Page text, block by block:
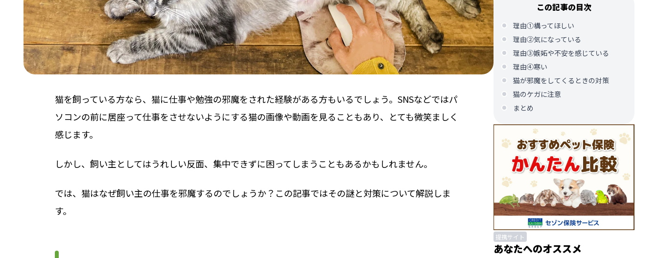
猫を飼っている方なら、猫に仕事や勉強の邪魔をされた経験がある方もいるでしょう。SNSなどではパ
ソコンの前に居座って仕事をさせないようにする猫の画像や動画を見ることもあり、とても微笑ましく
感じます。
しかし、飼い主としてはうれしい反面、集中できずに困ってしまうこともあるかもしれません。
では、猫はなぜ飼い主の仕事を邪魔するのでしょうか？この記事ではその謎と対策について解説しま
す。
この記事の目次
理由①構ってほしい
理由②気になっている
理由③嫉妬や不安を感じている
理由④寒い
猫が邪魔をしてくるときの対策
猫のケガに注意
まとめ
提携サイト
あなたへのオススメ